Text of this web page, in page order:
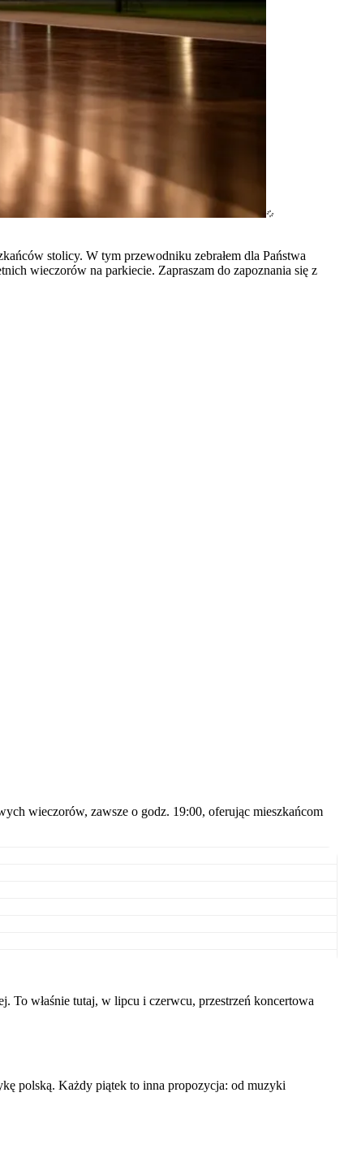
stolicy. W tym przewodniku zebrałem dla Państwa
wieczorów na parkiecie. Zapraszam do zapoznania się z
wieczorów, zawsze o godz. 19:00, oferując mieszkańcom
właśnie tutaj, w lipcu i czerwcu, przestrzeń koncertowa
polską. Każdy piątek to inna propozycja: od muzyki